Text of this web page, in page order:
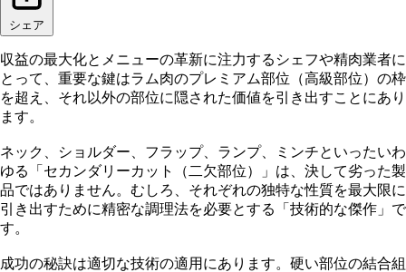
シェア
収益の最大化とメニューの革新に注力するシェフや精肉業者に
とって、重要な鍵はラム肉のプレミアム部位（高級部位）の枠
を超え、それ以外の部位に隠された価値を引き出すことにあり
ます。
ネック、ショルダー、フラップ、ランプ、ミンチといったいわ
ゆる「セカンダリーカット（二欠部位）」は、決して劣った製
品ではありません。むしろ、それぞれの独特な性質を最大限に
引き出すために精密な調理法を必要とする「技術的な傑作」で
す。
成功の秘訣は適切な技術の適用にあります。硬い部位の結合組